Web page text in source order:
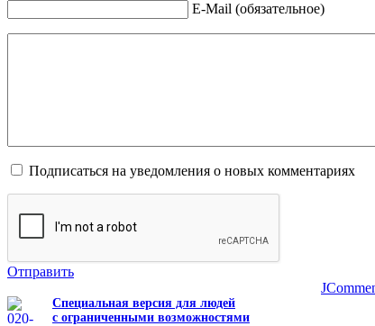
E-Mail (обязательное)
Подписаться на уведомления о новых комментариях
Отправить
Специальная версия для людей
с ограниченными возможностями